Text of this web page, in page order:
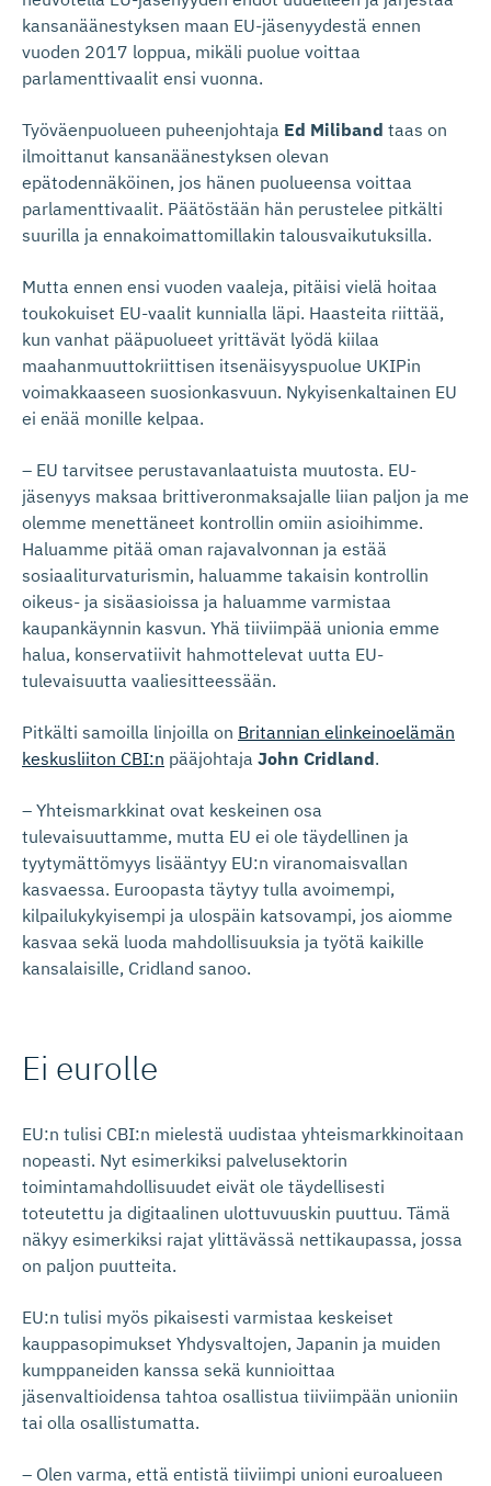
kansanäänestyksen maan EU-jäsenyydestä ennen
vuoden 2017 loppua, mikäli puolue voittaa
parlamenttivaalit ensi vuonna.
Työväenpuolueen puheenjohtaja Ed Miliband taas on
ilmoittanut kansanäänestyksen olevan
epätodennäköinen, jos hänen puolueensa voittaa
parlamenttivaalit. Päätöstään hän perustelee pitkälti
suurilla ja ennakoimattomillakin talousvaikutuksilla.
Mutta ennen ensi vuoden vaaleja, pitäisi vielä hoitaa
toukokuiset EU-vaalit kunnialla läpi. Haasteita riittää,
kun vanhat pääpuolueet yrittävät lyödä kiilaa
maahanmuuttokriittisen itsenäisyyspuolue UKIPin
voimakkaaseen suosionkasvuun. Nykyisenkaltainen EU
ei enää monille kelpaa.
– EU tarvitsee perustavanlaatuista muutosta. EU-
jäsenyys maksaa brittiveronmaksajalle liian paljon ja me
olemme menettäneet kontrollin omiin asioihimme.
Haluamme pitää oman rajavalvonnan ja estää
sosiaaliturvaturismin, haluamme takaisin kontrollin
oikeus- ja sisäasioissa ja haluamme varmistaa
kaupankäynnin kasvun. Yhä tiiviimpää unionia emme
halua, konservatiivit hahmottelevat uutta EU-
tulevaisuutta vaaliesitteessään.
Pitkälti samoilla linjoilla on Britannian elinkeinoelämän
keskusliiton CBI:n pääjohtaja John Cridland.
– Yhteismarkkinat ovat keskeinen osa
tulevaisuuttamme, mutta EU ei ole täydellinen ja
tyytymättömyys lisääntyy EU:n viranomaisvallan
kasvaessa. Euroopasta täytyy tulla avoimempi,
kilpailukykyisempi ja ulospäin katsovampi, jos aiomme
kasvaa sekä luoda mahdollisuuksia ja työtä kaikille
kansalaisille, Cridland sanoo.
Ei eurolle
EU:n tulisi CBI:n mielestä uudistaa yhteismarkkinoitaan
nopeasti. Nyt esimerkiksi palvelusektorin
toimintamahdollisuudet eivät ole täydellisesti
toteutettu ja digitaalinen ulottuvuuskin puuttuu. Tämä
näkyy esimerkiksi rajat ylittävässä nettikaupassa, jossa
on paljon puutteita.
EU:n tulisi myös pikaisesti varmistaa keskeiset
kauppasopimukset Yhdysvaltojen, Japanin ja muiden
kumppaneiden kanssa sekä kunnioittaa
jäsenvaltioidensa tahtoa osallistua tiiviimpään unioniin
tai olla osallistumatta.
– Olen varma, että entistä tiiviimpi unioni euroalueen